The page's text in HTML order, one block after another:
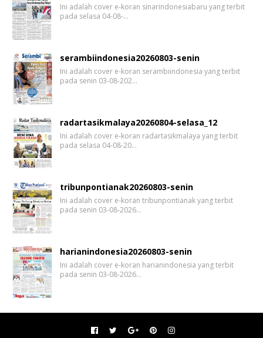
Ini adalah cover e-koran sinarindonesiabaru yang terbit
pada selasa 04-08-…
serambiindonesia20260803-senin
Ini adalah cover e-koran serambiindonesia yang terbit
pada senin 03-08-202…
radartasikmalaya20260804-selasa_12
Ini adalah cover e-koran radartasikmalaya yang terbit
pada selasa 04-08-20…
tribunpontianak20260803-senin
Ini adalah cover e-koran tribunpontianak yang terbit
pada senin 03-08-2026…
harianindonesia20260803-senin
Ini adalah cover e-koran harianindonesia yang terbit
pada senin 03-08-2026…